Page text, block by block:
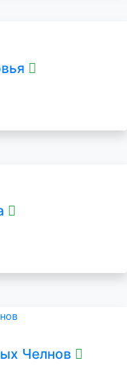
Челнов